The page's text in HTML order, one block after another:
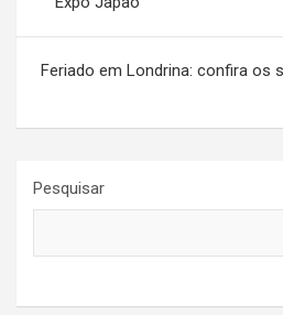
Post
Feriado em Londrina: confira os
Pesquisar